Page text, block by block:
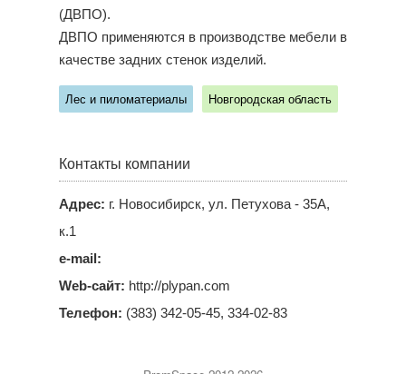
(ДВПО).
ДВПО применяются в производстве мебели в
качестве задних стенок изделий.
Лес и пиломатериалы Новгородская область
Контакты компании
Адрес: г. Новосибирск, ул. Петухова - 35А,
к.1
e-mail:
Web-сайт: http://plypan.com
Телефон: (383) 342-05-45, 334-02-83